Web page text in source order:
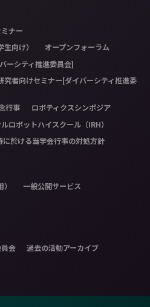
ナー
向け） オープンフォーラム
ーシティ推進委員会]
究者向けセミナー[ダイバーシティ推進委
行事 ロボティクスシンポジア
ロボットハイスクール（IRH）
に於ける当学会行事の対処方針
一般公開サービス
会 過去の活動アーカイブ